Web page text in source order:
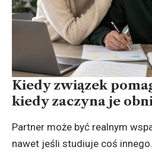
Kiedy związek
kiedy zaczyna je
Partner może być realnym
nawet jeśli studiuje coś